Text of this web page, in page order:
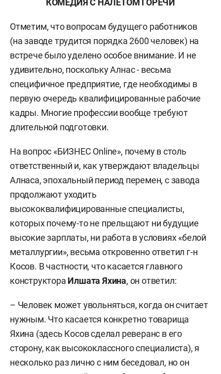
КОМЕДИЯ С НАЛЕТОМ ГОРЕЧИ
Отметим, что вопросам будущего работников
(на заводе трудится порядка 2600 человек) на
встрече было уделено особое внимание. И не
удивительно, поскольку Алнас - весьма
специфичное предприятие, где необходимы в
первую очередь квалифицированные рабочие
кадры. Многие профессии вообще требуют
длительной подготовки.
На вопрос «БИЗНЕС Online», почему в столь
ответственный и, как утверждают владельцы
Алнаса, эпохальный период перемен, с завода
продолжают уходить
высококвалифицированные специалисты,
которых почему-то не прельщают ни будущие
высокие зарплаты, ни работа в условиях «белой
металлургии», весьма откровенно ответил г-н
Косов. В частности, что касается главного
конструктора Илшата Яхина, он ответил:
– Человек может увольняться, когда он считает
нужным. Что касается конкретно товарища
Яхина (здесь Косов сделал реверанс в его
сторону, как высококлассного специалиста), я
несколько раз лично с ним беседовал, но он